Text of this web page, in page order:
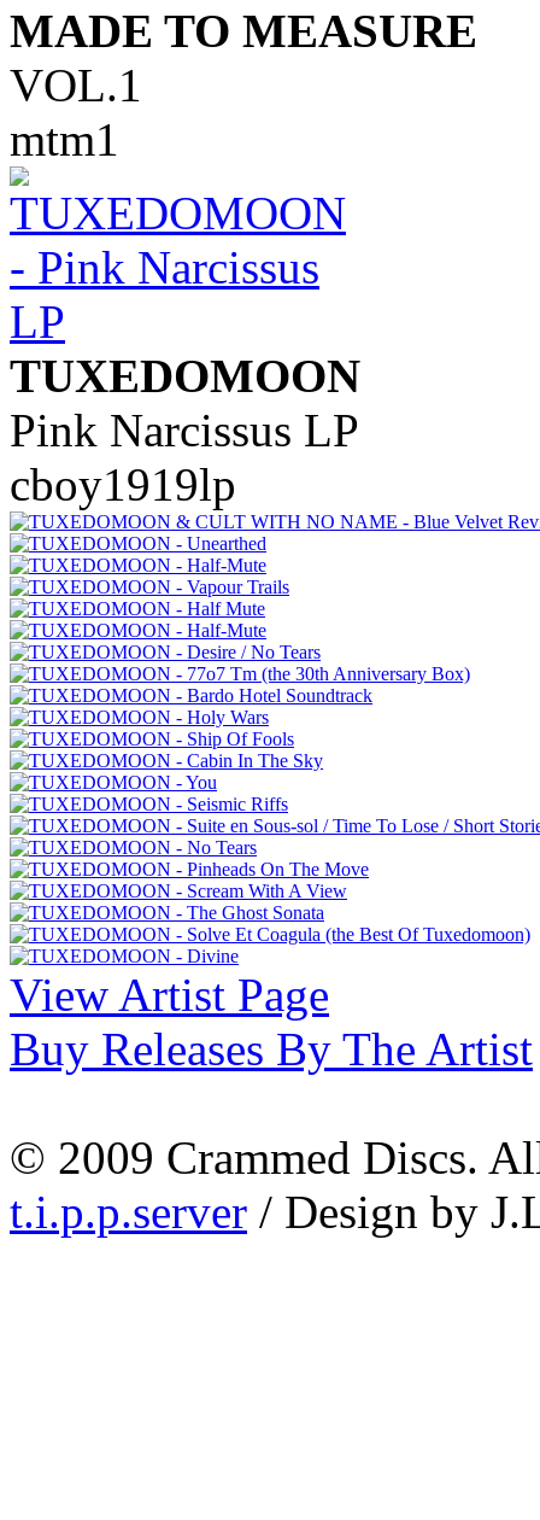
MADE TO MEASURE
VOL.1
mtm1
TUXEDOMOON
Pink Narcissus LP
cboy1919lp
View Artist Page
Buy Releases By The Artist
© 2009 Crammed Discs.
t.i.p.p.server / Design by